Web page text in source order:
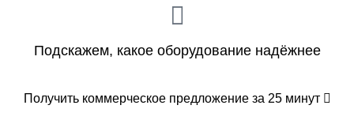
Подскажем, какое оборудование надёжнее
Получить коммерческое предложение за 25 минут